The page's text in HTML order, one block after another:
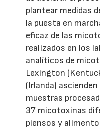
plantear medidas
la puesta en
eficaz de las
realizados en los
analíticos de
Lexington
(Irlanda)
muestras
37 micotoxinas
piensos y